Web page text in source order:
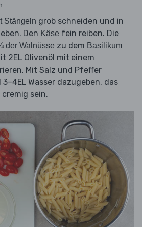
Stängeln grob schneiden und in
Den Käse fein reiben. Die
der Walnüsse zu dem Basilikum
2EL Olivenöl mit einem
Mit Salz und Pfeffer
Wasser dazugeben, das
sein.